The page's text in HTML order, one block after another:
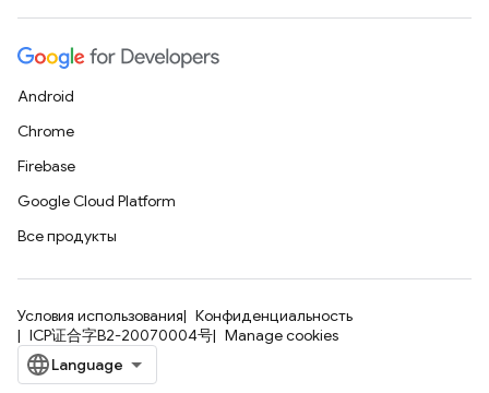
Android
Chrome
Firebase
Google Cloud Platform
Все продукты
Условия использования
Конфиденциальность
ICP证合字B2-20070004号
Manage cookies